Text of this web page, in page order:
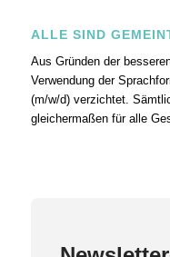
ALLE SIND
Aus Gründen der
Verwendung der
(m/w/d) verzichtet.
gleichermaßen für alle